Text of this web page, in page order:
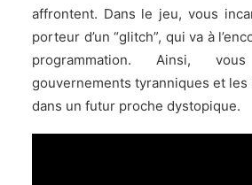
affrontent. Dans le jeu, vous
porteur d’un “glitch”, qui va à
programmation. Ainsi,
gouvernements tyranniques et les
dans un futur proche dystopique.